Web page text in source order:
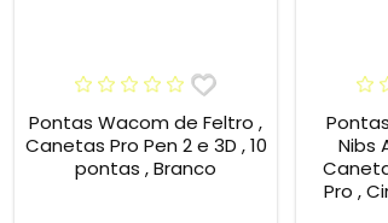
Pontas Wacom de Feltro ,
Canetas Pro Pen 2 e 3D , 10
pontas , Branco
Nibs
Pro ,